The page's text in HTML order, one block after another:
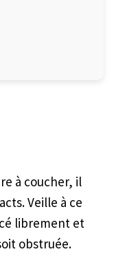
à coucher, il
Veille à ce
librement et
obstruée.